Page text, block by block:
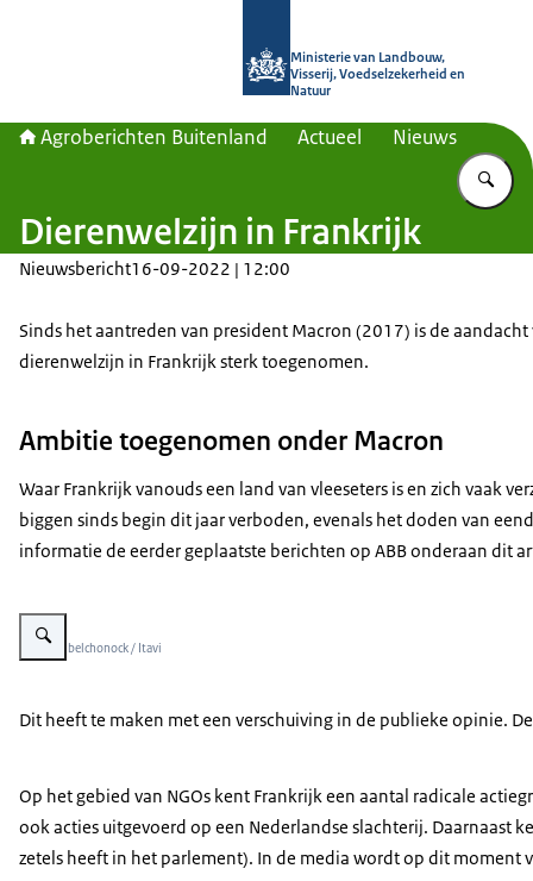
Ministerie van Landbouw,
Visserij, Voedselzekerheid en
Natuur
Agroberichten Buitenland Actueel Nieuws
Dierenwelzijn in Frankrijk
Nieuwsbericht16-09-2022 | 12:00
Sinds het aantreden van president Macron (2017) is de aandacht
dierenwelzijn in Frankrijk sterk toegenomen.
Ambitie toegenomen onder Macron
Waar Frankrijk vanouds een land van vleeseters is en zich vaak
biggen sinds begin dit jaar verboden, evenals het doden van
informatie de eerder geplaatste berichten op ABB onderaan dit
Vergroot afbeelding Dierenwelzijn kuikens
Beeld: © belchonock / Itavi
Dit heeft te maken met een verschuiving in de publieke opinie.
Op het gebied van NGOs kent Frankrijk een aantal radicale
ook acties uitgevoerd op een Nederlandse slachterij. Daarnaast
zetels heeft in het parlement). In de media wordt op dit moment